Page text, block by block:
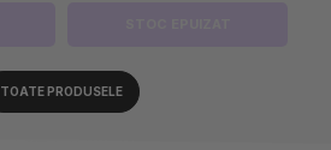
TOATE PRODUSELE